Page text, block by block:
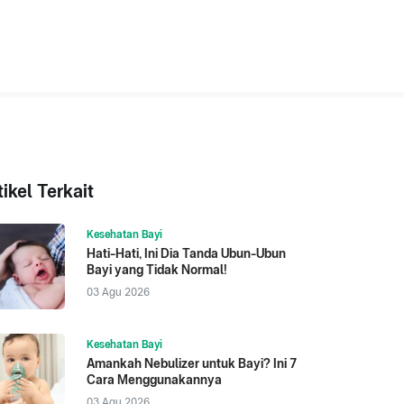
Terkait
Kesehatan Bayi
Hati-Hati, Ini Dia Tanda Ubun-Ubun
Bayi yang Tidak Normal!
03 Agu 2026
Kesehatan Bayi
Amankah Nebulizer untuk Bayi? Ini 7
Cara Menggunakannya